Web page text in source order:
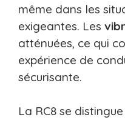
même dans les
exigeantes. Les
atténuées, ce qui
expérience de
sécurisante.
La RC8 se